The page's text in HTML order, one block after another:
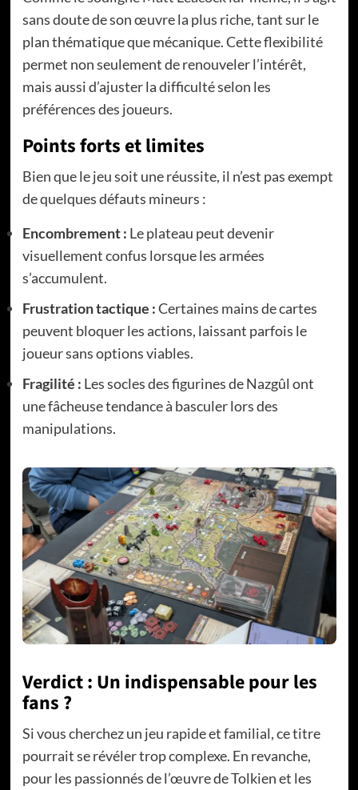
sans doute de son œuvre la plus riche, tant sur le
plan thématique que mécanique. Cette flexibilité
permet non seulement de renouveler l’intérêt,
mais aussi d’ajuster la difficulté selon les
préférences des joueurs.
Points forts et limites
Bien que le jeu soit une réussite, il n’est pas exempt
de quelques défauts mineurs :
Encombrement : Le plateau peut devenir
visuellement confus lorsque les armées
s’accumulent.
Frustration tactique :Certaines mains de cartes
peuvent bloquer les actions, laissant parfois le
joueur sans options viables.
Fragilité : Les socles des figurines de Nazgûl ont
une fâcheuse tendance à basculer lors des
manipulations.
Verdict : Un indispensable pour les
fans ?
Si vous cherchez un jeu rapide et familial, ce titre
pourrait se révéler trop complexe. En revanche,
pour les passionnés de l’œuvre de Tolkien et les